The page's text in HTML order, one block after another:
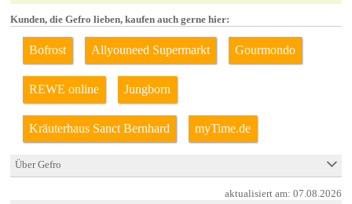
Kunden, die Gefro lieben, kaufen auch gerne hier:
Bofrost Allyouneed Supermarkt Gourmondo
REWE online Jungborn
Kräuterhaus Sanct Bernhard myTime.de
Über Gefro
aktualisiert am:07.08.2026